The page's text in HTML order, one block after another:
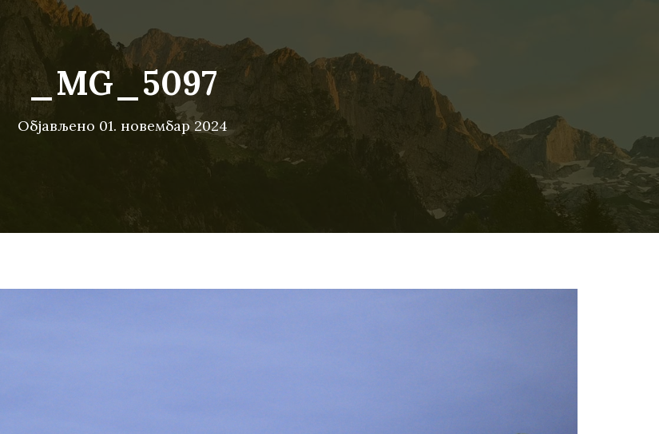
_MG_5097
Објављено 01. новембар 2024